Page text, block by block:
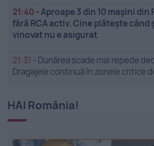
21:40 -Aproape 3 din 10 mașini din
fără RCA activ. Cine plătește când
vinovat nu e asigurat
21:31 - Dunărea scade mai repede
Dragajele continuă în zonele critice
HAI România!